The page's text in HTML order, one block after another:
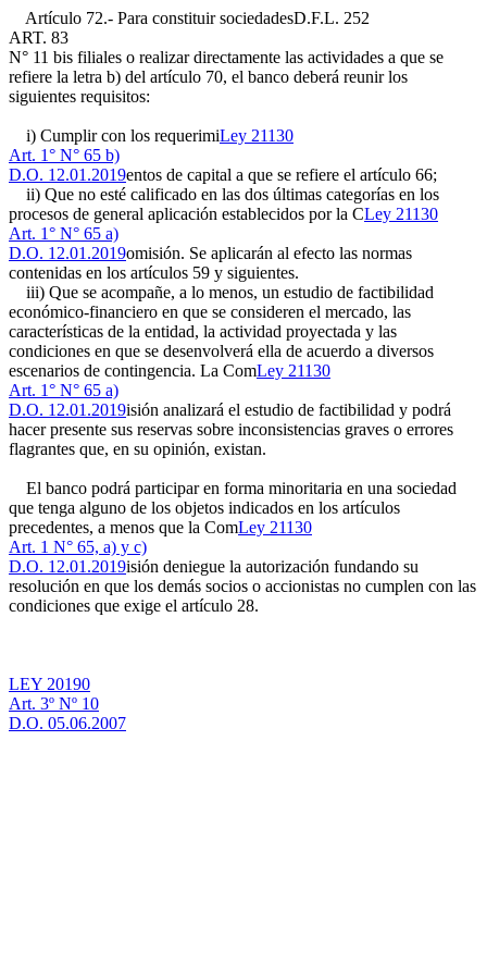
Artículo 72.- Para constituir sociedadesD.F.L. 252
ART. 83
N° 11 bis filiales o realizar directamente las actividades a que se
refiere la letra b) del artículo 70, el banco deberá reunir los
siguientes requisitos:
i) Cumplir con los requerimiLey 21130
Art. 1° N° 65 b)
D.O. 12.01.2019entos de capital a que se refiere el artículo 66;
ii) Que no esté calificado en las dos últimas categorías en los
procesos de general aplicación establecidos por la CLey 21130
Art. 1° N° 65 a)
D.O. 12.01.2019omisión. Se aplicarán al efecto las normas
contenidas en los artículos 59 y siguientes.
iii) Que se acompañe, a lo menos, un estudio de factibilidad
económico-financiero en que se consideren el mercado, las
características de la entidad, la actividad proyectada y las
condiciones en que se desenvolverá ella de acuerdo a diversos
escenarios de contingencia. La ComLey 21130
Art. 1° N° 65 a)
D.O. 12.01.2019isión analizará el estudio de factibilidad y podrá
hacer presente sus reservas sobre inconsistencias graves o errores
flagrantes que, en su opinión, existan.
El banco podrá participar en forma minoritaria en una sociedad
que tenga alguno de los objetos indicados en los artículos
precedentes, a menos que la ComLey 21130
Art. 1 N° 65, a) y c)
D.O. 12.01.2019isión deniegue la autorización fundando su
resolución en que los demás socios o accionistas no cumplen con las
condiciones que exige el artículo 28.
LEY 20190
Art. 3º Nº 10
D.O. 05.06.2007